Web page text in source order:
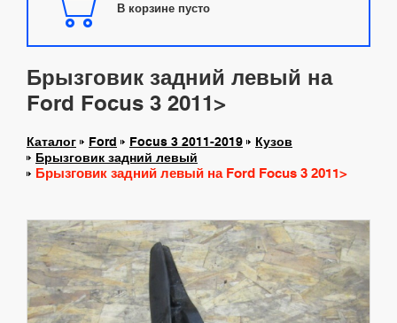
В корзине пусто
Брызговик задний левый на
Ford Focus 3 2011>
Каталог Ford Focus 3 2011-2019
Кузов
Брызговик задний левый
Брызговик задний левый на Ford Focus 3 2011>